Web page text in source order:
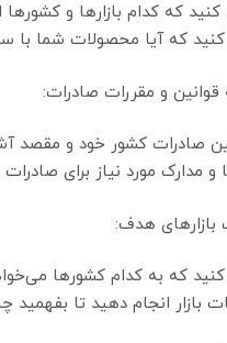
که کدام بازارها و
که آیا محصولات شما با
قوانین و مقررات صادرات:
صادرات کشور خود و مقصد
و مدارک مورد نیاز برای
بازارهای هدف:
که به کدام کشورها
بازار انجام دهید تا بفهمید